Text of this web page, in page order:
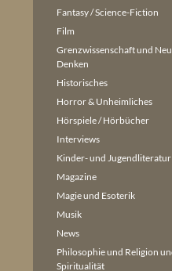
Fantasy / Science-Fiction
Film
Grenzwissenschaft und
Denken
Historisches
Horror & Unheimliches
Hörspiele / Hörbücher
Interviews
Kinder- und Jugendliteratur
Magazine
Magie und Esoterik
Musik
News
Philosophie und Religion
Spiritualität